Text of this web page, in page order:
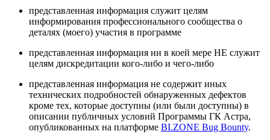
представленная информация служит целям
информирования профессионального сообщества о
деталях (моего) участия в программе
представленная информация ни в коей мере НЕ служит
целям дискредитации кого-либо и чего-либо
представленная информация не содержит иных
технических подробностей обнаруженных дефектов
кроме тех, которые доступны (или были доступны) в
описании публичных условий Программы ГК Астра,
опубликованных на платформе BI.ZONE Bug Bounty.